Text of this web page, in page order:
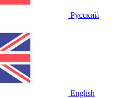
Русский
English